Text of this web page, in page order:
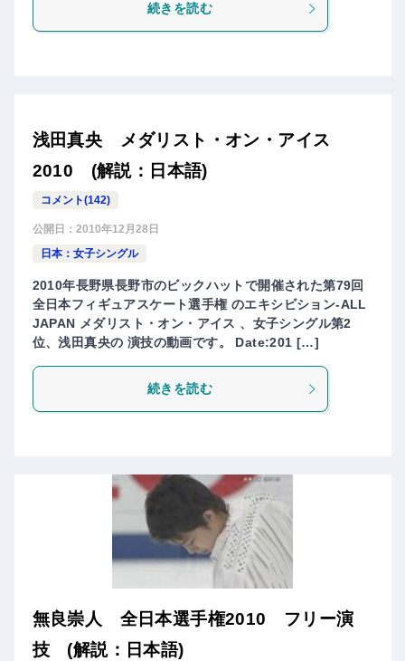
続きを読む
浅田真央 メダリスト・オン・アイス
2010 (解説：日本語)
コメント(142)
公開日： 2010年12月28日
日本：女子シングル
2010年長野県長野市のビックハットで開催された第79回
全日本フィギュアスケート選手権 のエキシビション-ALL
JAPAN メダリスト・オン・アイス 、女子シングル第2
位、浅田真央の 演技の動画です。 Date:201 […]
続きを読む
無良崇人 全日本選手権2010 フリー演
技 (解説：日本語)